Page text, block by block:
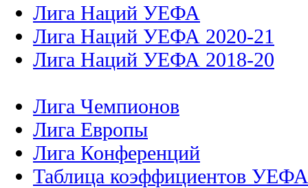
Лига Наций УЕФА
Лига Наций УЕФА 2020-21
Лига Наций УЕФА 2018-20
Лига Чемпионов
Лига Европы
Лига Конференций
Таблица коэффициентов УЕФА